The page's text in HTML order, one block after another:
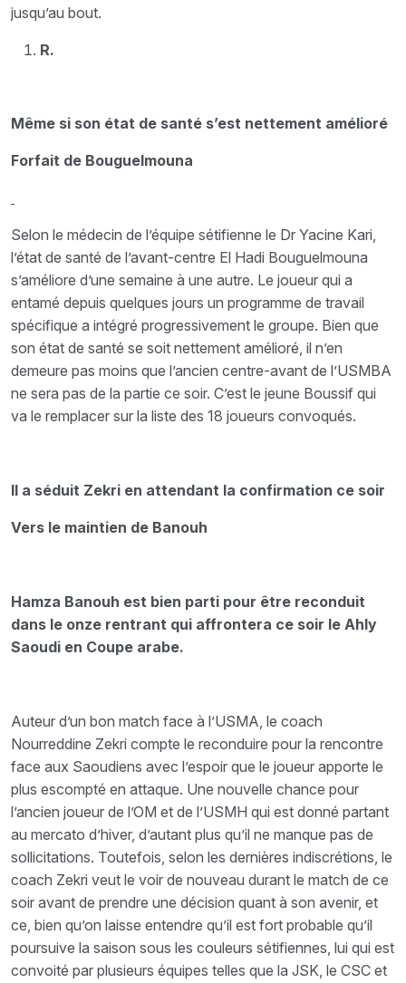
jusqu’au bout.
R.
Même si son état de santé s’est nettement amélioré
Forfait de Bouguelmouna
Selon le médecin de l’équipe sétifienne le Dr Yacine Kari,
l’état de santé de l’avant-centre El Hadi Bouguelmouna
s’améliore d’une semaine à une autre. Le joueur qui a
entamé depuis quelques jours un programme de travail
spécifique a intégré progressivement le groupe. Bien que
son état de santé se soit nettement amélioré, il n’en
demeure pas moins que l’ancien centre-avant de l’USMBA
ne sera pas de la partie ce soir. C’est le jeune Boussif qui
va le remplacer sur la liste des 18 joueurs convoqués.
Il a séduit Zekri en attendant la confirmation ce soir
Vers le maintien de Banouh
Hamza Banouh est bien parti pour être reconduit
dans le onze rentrant qui affrontera ce soir le Ahly
Saoudi en Coupe arabe.
Auteur d’un bon match face à l’USMA, le coach
Nourreddine Zekri compte le reconduire pour la rencontre
face aux Saoudiens avec l’espoir que le joueur apporte le
plus escompté en attaque. Une nouvelle chance pour
l’ancien joueur de l’OM et de l’USMH qui est donné partant
au mercato d’hiver, d’autant plus qu’il ne manque pas de
sollicitations. Toutefois, selon les dernières indiscrétions, le
coach Zekri veut le voir de nouveau durant le match de ce
soir avant de prendre une décision quant à son avenir, et
ce, bien qu’on laisse entendre qu’il est fort probable qu’il
poursuive la saison sous les couleurs sétifiennes, lui qui est
convoité par plusieurs équipes telles que la JSK, le CSC et